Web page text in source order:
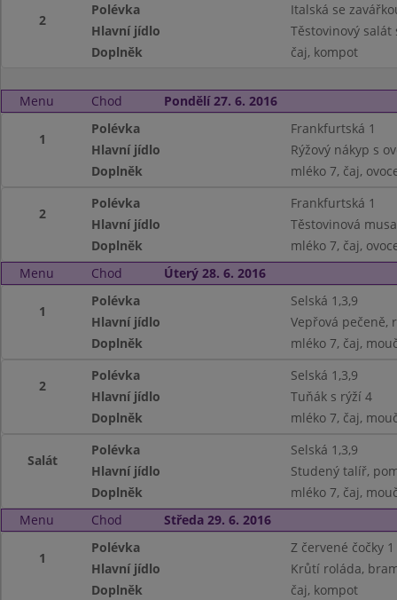
2
Polévka
Italská se
Hlavní jídlo
Těstovinový salát
Doplněk
čaj, kompot
Menu Chod Pondělí 27. 6. 2016
1
Polévka
Frankfurtská 1
Hlavní jídlo
Rýžový nákyp s
Doplněk
mléko 7, čaj,
2
Polévka
Frankfurtská 1
Hlavní jídlo
Těstovinová
Doplněk
mléko 7, čaj,
Menu
Chod Úterý 28. 6. 2016
1
Polévka
Selská 1,3,9
Hlavní jídlo
Vepřová pečeně,
Doplněk
mléko 7, čaj,
2
Polévka
Selská 1,3,9
Hlavní jídlo
Tuňák s rýží 4
Doplněk
mléko 7, čaj,
Salát
Polévka
Selská 1,3,9
Hlavní jídlo
Studený talíř,
Doplněk
mléko 7, čaj,
Menu
Chod Středa 29. 6. 2016
1
Polévka
Z červené čočky 1
Hlavní jídlo
Krůtí roláda,
Doplněk
čaj, kompot